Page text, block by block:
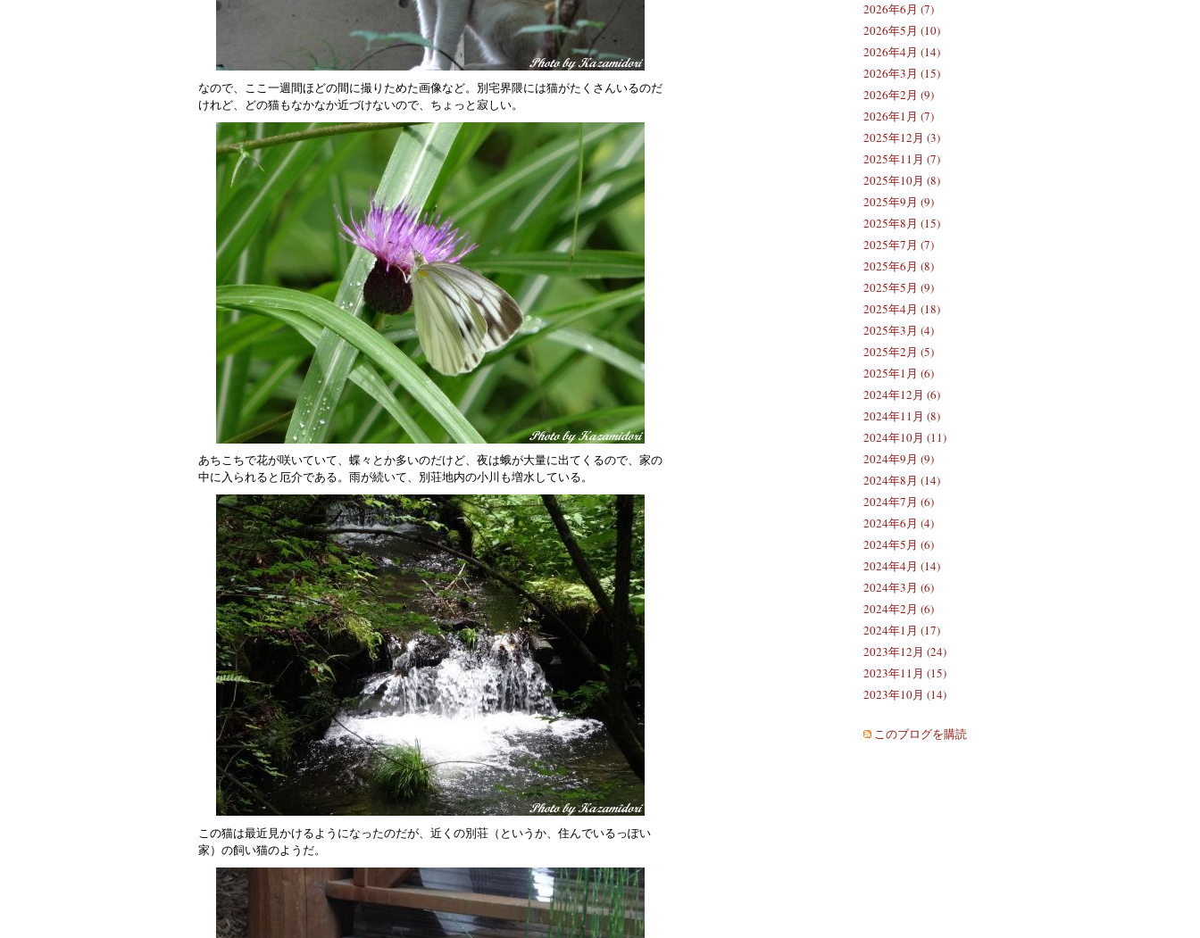
なので、ここ一週間ほどの間に撮りためた画像など。別宅界隈には猫がたくさんいるのだ
けれど、どの猫もなかなか近づけないので、ちょっと寂しい。
あちこちで花が咲いていて、蝶々とか多いのだけど、夜は蛾が大量に出てくるので、家の
中に入られると厄介である。雨が続いて、別荘地内の小川も増水している。
この猫は最近見かけるようになったのだが、近くの別荘（というか、住んでいるっぽい
家）の飼い猫のようだ。
2026年6月 (7)
2026年5月 (10)
2026年4月 (14)
2026年3月 (15)
2026年2月 (9)
2026年1月 (7)
2025年12月 (3)
2025年11月 (7)
2025年10月 (8)
2025年9月 (9)
2025年8月 (15)
2025年7月 (7)
2025年6月 (8)
2025年5月 (9)
2025年4月 (18)
2025年3月 (4)
2025年2月 (5)
2025年1月 (6)
2024年12月 (6)
2024年11月 (8)
2024年10月 (11)
2024年9月 (9)
2024年8月 (14)
2024年7月 (6)
2024年6月 (4)
2024年5月 (6)
2024年4月 (14)
2024年3月 (6)
2024年2月 (6)
2024年1月 (17)
2023年12月 (24)
2023年11月 (15)
2023年10月 (14)
このブログを購読